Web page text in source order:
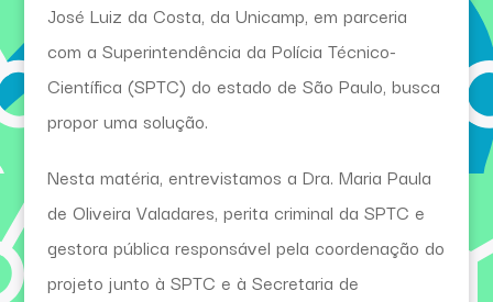
José Luiz da Costa, da Unicamp, em parceria
com a Superintendência da Polícia Técnico-
Científica (SPTC) do estado de São Paulo, busca
propor uma solução.
Nesta matéria, entrevistamos a Dra. Maria Paula
de Oliveira Valadares, perita criminal da SPTC e
gestora pública responsável pela coordenação do
projeto junto à SPTC e à Secretaria de